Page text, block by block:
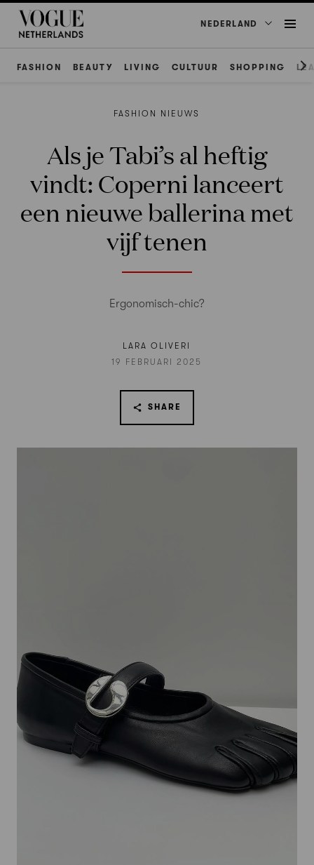
NEDERLAND
FASHION BEAUTY LIVING CULTUUR SHOPPING
FASHION NIEUWS
Als je Tabi’s al heftig
vindt: Coperni lanceert
een nieuwe ballerina met
vijf tenen
Ergonomisch-chic?
LARA OLIVERI
19 FEBRUARI 2025
SHARE